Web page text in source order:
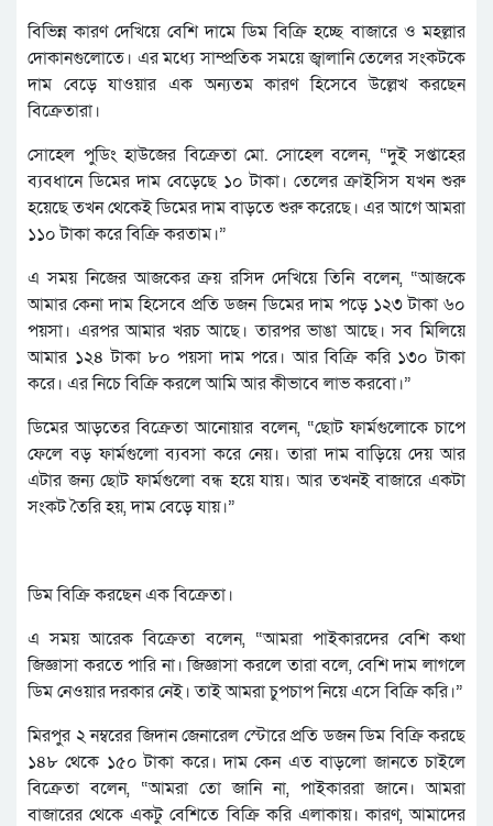
বিভিন্ন কারণ দেখিয়ে বেশি দামে ডিম বিক্রি হচ্ছে বাজারে ও মহল্লার
দোকানগুলোতে। এর মধ্যে সাম্প্রতিক সময়ে জ্বালানি তেলের সংকটকে
দাম বেড়ে যাওয়ার এক অন্যতম কারণ হিসেবে উল্লেখ করছেন
বিক্রেতারা।
সোহেল পুডিং হাউজের বিক্রেতা মো. সোহেল বলেন, “দুই সপ্তাহের
ব্যবধানে ডিমের দাম বেড়েছে ১০ টাকা। তেলের ক্রাইসিস যখন শুরু
হয়েছে তখন থেকেই ডিমের দাম বাড়তে শুরু করেছে। এর আগে আমরা
১১০ টাকা করে বিক্রি করতাম।”
এ সময় নিজের আজকের ক্রয় রসিদ দেখিয়ে তিনি বলেন, “আজকে
আমার কেনা দাম হিসেবে প্রতি ডজন ডিমের দাম পড়ে ১২৩ টাকা ৬০
পয়সা। এরপর আমার খরচ আছে। তারপর ভাঙা আছে। সব মিলিয়ে
আমার ১২৪ টাকা ৮০ পয়সা দাম পরে। আর বিক্রি করি ১৩০ টাকা
করে। এর নিচে বিক্রি করলে আমি আর কীভাবে লাভ করবো।”
ডিমের আড়তের বিক্রেতা আনোয়ার বলেন, “ছোট ফার্মগুলোকে চাপে
ফেলে বড় ফার্মগুলো ব্যবসা করে নেয়। তারা দাম বাড়িয়ে দেয় আর
এটার জন্য ছোট ফার্মগুলো বন্ধ হয়ে যায়। আর তখনই বাজারে একটা
সংকট তৈরি হয়, দাম বেড়ে যায়।”
ডিম বিক্রি করছেন এক বিক্রেতা।
এ সময় আরেক বিক্রেতা বলেন, “আমরা পাইকারদের বেশি কথা
জিজ্ঞাসা করতে পারি না। জিজ্ঞাসা করলে তারা বলে, বেশি দাম লাগলে
ডিম নেওয়ার দরকার নেই। তাই আমরা চুপচাপ নিয়ে এসে বিক্রি করি।”
মিরপুর ২ নম্বরের জিদান জেনারেল স্টোরে প্রতি ডজন ডিম বিক্রি করছে
১৪৮ থেকে ১৫০ টাকা করে। দাম কেন এত বাড়লো জানতে চাইলে
বিক্রেতা বলেন, “আমরা তো জানি না, পাইকাররা জানে। আমরা
বাজারের থেকে একটু বেশিতে বিক্রি করি এলাকায়। কারণ, আমাদের